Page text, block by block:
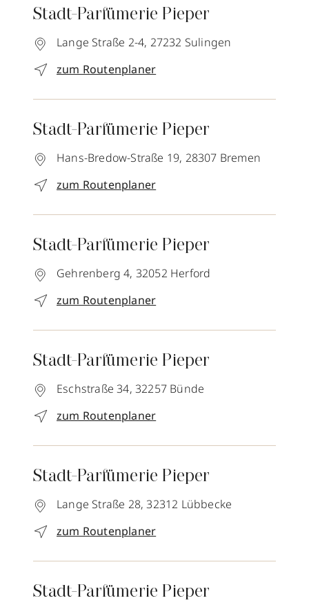
Stadt-Parfümerie Pieper
Lange Straße 2-4, 27232 Sulingen
zum Routenplaner
Stadt-Parfümerie Pieper
Hans-Bredow-Straße 19, 28307 Bremen
zum Routenplaner
Stadt-Parfümerie Pieper
Gehrenberg 4, 32052 Herford
zum Routenplaner
Stadt-Parfümerie Pieper
Eschstraße 34, 32257 Bünde
zum Routenplaner
Stadt-Parfümerie Pieper
Lange Straße 28, 32312 Lübbecke
zum Routenplaner
Stadt-Parfümerie Pieper